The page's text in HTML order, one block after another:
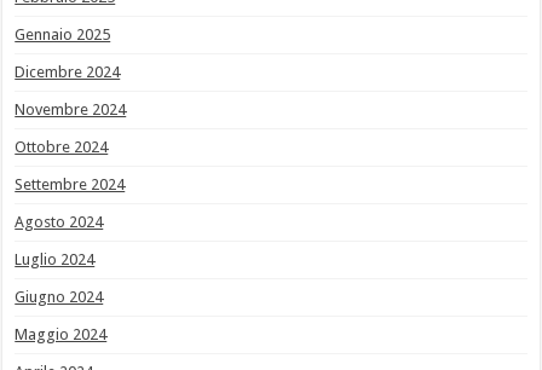
Gennaio 2025
Dicembre 2024
Novembre 2024
Ottobre 2024
Settembre 2024
Agosto 2024
Luglio 2024
Giugno 2024
Maggio 2024